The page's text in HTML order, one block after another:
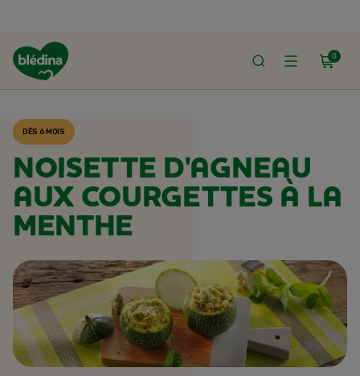
0
ACCUEIL
DÈS 6 MOIS
NOISETTE D'AGNEAU
AUX COURGETTES À LA
MENTHE